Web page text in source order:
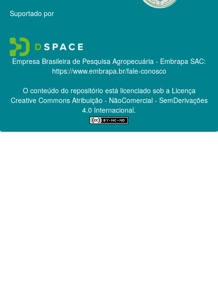
Suportado por
Empresa Brasileira de Pesquisa Agropecuária - Embrapa SAC:
https://www.embrapa.br/fale-conosco
O conteúdo do repositório está licenciado sob a Licença
Creative CommonsAtribuição - NãoComercial - SemDerivações
4.0 Internacional.